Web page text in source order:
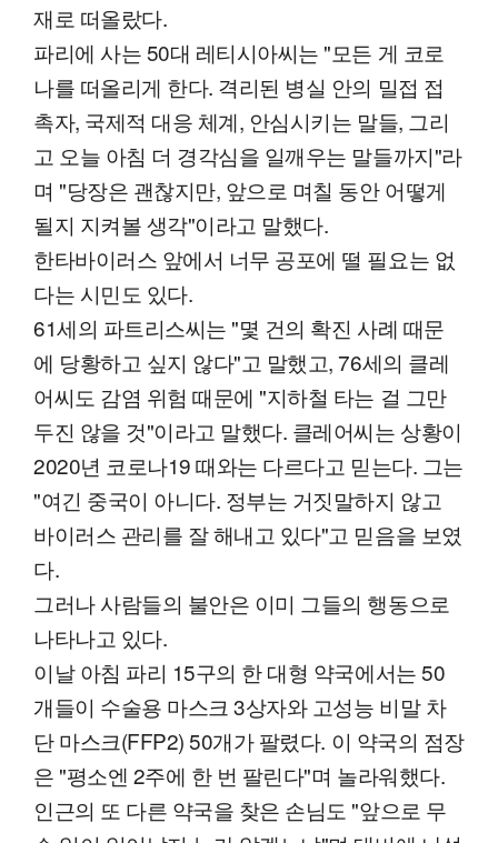
재로 떠올랐다.
파리에 사는 50대 레티시아씨는 "모든 게 코로
나를 떠올리게 한다. 격리된 병실 안의 밀접 접
촉자, 국제적 대응 체계, 안심시키는 말들, 그리
고 오늘 아침 더 경각심을 일깨우는 말들까지"라
며 "당장은 괜찮지만, 앞으로 며칠 동안 어떻게
될지 지켜볼 생각"이라고 말했다.
한타바이러스 앞에서 너무 공포에 떨 필요는 없
다는 시민도 있다.
61세의 파트리스씨는 "몇 건의 확진 사례 때문
에 당황하고 싶지 않다"고 말했고, 76세의 클레
어씨도 감염 위험 때문에 "지하철 타는 걸 그만
두진 않을 것"이라고 말했다. 클레어씨는 상황이
2020년 코로나19 때와는 다르다고 믿는다. 그는
"여긴 중국이 아니다. 정부는 거짓말하지 않고
바이러스 관리를 잘 해내고 있다"고 믿음을 보였
다.
그러나 사람들의 불안은 이미 그들의 행동으로
나타나고 있다.
이날 아침 파리 15구의 한 대형 약국에서는 50
개들이 수술용 마스크 3상자와 고성능 비말 차
단 마스크(FFP2) 50개가 팔렸다. 이 약국의 점장
은 "평소엔 2주에 한 번 팔린다"며 놀라워했다.
인근의 또 다른 약국을 찾은 손님도 "앞으로 무